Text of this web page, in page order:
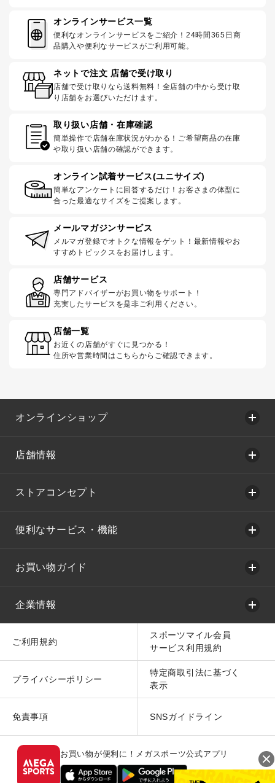
オンラインサービス一覧
便利なオンラインサービスをご紹介！24時間365日商
品購入や便利なサービスがご利用可能。
ネットで注文 店舗で受け取り
店舗で受け取りなら送料無料！全店舗の中から受け取
り店舗をお選びいただけます。
取り扱い店舗・在庫確認
簡単操作で店舗在庫状況がわかる！ご希望商品の在庫
や取り扱い店舗の確認ができます。
オンライン試着サービス(ユニサイズ)
簡単なアンケートに回答するだけ！お客さまの体型に
合った最適なサイズをご提案します。
メールマガジンサービス
メルマガ登録でオトクな情報をゲット！最新情報やお
すすめトピックスをお届けします。
店舗サービス
専門アドバイザーがお買い物をサポート！
充実したサービスを是非ご利用ください。
店舗一覧
お近くの店舗がすぐに見つかる！
住所や営業時間はこちらからご確認できます。
オンラインショップ
店舗情報
ストアコンセプト
便利なサービス・機能
お買い物ガイド
企業情報
ご利用規約
スポーツマイル会員
サービス利用規約
プライバシーポリシー
特定商取引法に基づく
表示
免責事項 SNSガイドライン
お買い物が便利に！メガスポーツ公式アプリ